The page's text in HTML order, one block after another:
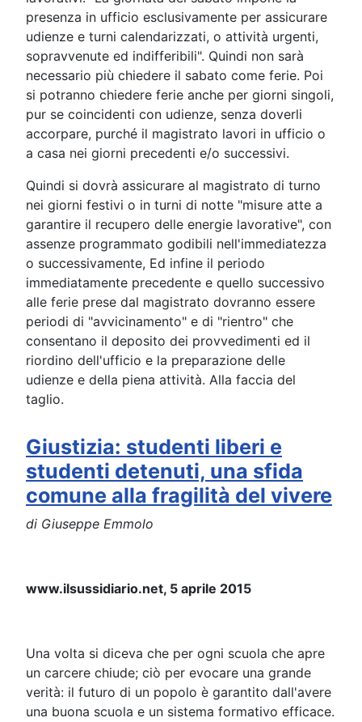
presenza in ufficio esclusivamente per assicurare
udienze e turni calendarizzati, o attività urgenti,
sopravvenute ed indifferibili". Quindi non sarà
necessario più chiedere il sabato come ferie. Poi
si potranno chiedere ferie anche per giorni singoli,
pur se coincidenti con udienze, senza doverli
accorpare, purché il magistrato lavori in ufficio o
a casa nei giorni precedenti e/o successivi.
Quindi si dovrà assicurare al magistrato di turno
nei giorni festivi o in turni di notte "misure atte a
garantire il recupero delle energie lavorative", con
assenze programmato godibili nell'immediatezza
o successivamente, Ed infine il periodo
immediatamente precedente e quello successivo
alle ferie prese dal magistrato dovranno essere
periodi di "avvicinamento" e di "rientro" che
consentano il deposito dei provvedimenti ed il
riordino dell'ufficio e la preparazione delle
udienze e della piena attività. Alla faccia del
taglio.
Giustizia: studenti liberi e
studenti detenuti, una sfida
comune alla fragilità del vivere
di Giuseppe Emmolo
www.ilsussidiario.net, 5 aprile 2015
Una volta si diceva che per ogni scuola che apre
un carcere chiude; ciò per evocare una grande
verità: il futuro di un popolo è garantito dall'avere
una buona scuola e un sistema formativo efficace.